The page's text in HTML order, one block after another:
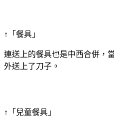
↑「餐具」
連送上的餐具也是中西合併，
外送上了刀子。
↑「兒童餐具」